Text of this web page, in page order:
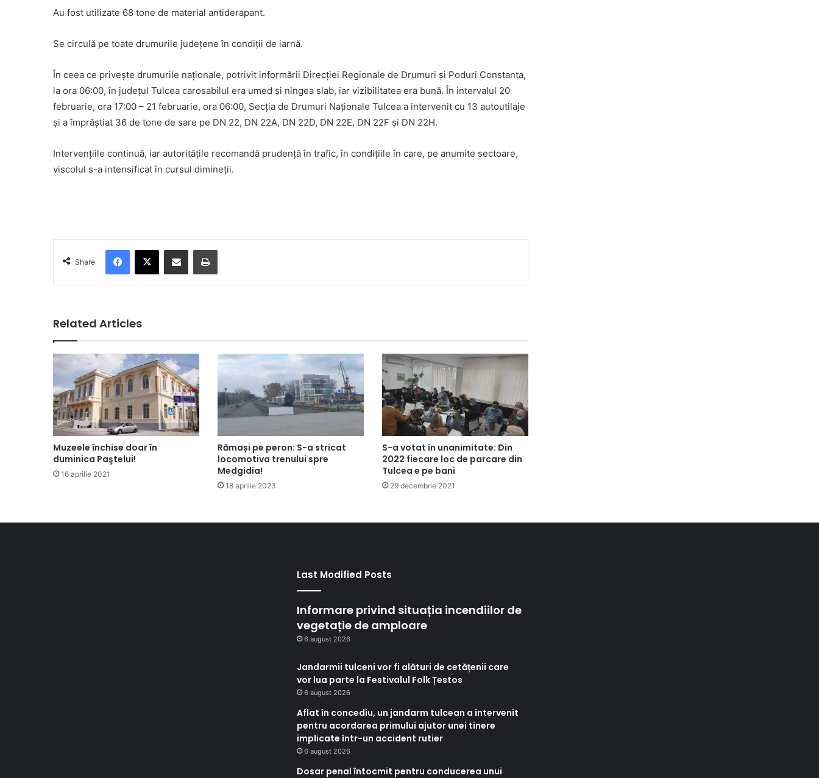
Au fost utilizate 68 tone de material antiderapant.
Se circulă pe toate drumurile județene în condiții de iarnă.
În ceea ce privește drumurile naționale, potrivit informării Direcției Regionale de Drumuri și Poduri Constanța,
la ora 06:00, în județul Tulcea carosabilul era umed și ningea slab, iar vizibilitatea era bună. În intervalul 20
februarie, ora 17:00 – 21 februarie, ora 06:00, Secția de Drumuri Naționale Tulcea a intervenit cu 13 autoutilaje
și a împrăștiat 36 de tone de sare pe DN 22, DN 22A, DN 22D, DN 22E, DN 22F și DN 22H.
Intervențiile continuă, iar autoritățile recomandă prudență în trafic, în condițiile în care, pe anumite sectoare,
viscolul s-a intensificat în cursul dimineții.
Share
Related Articles
Muzeele închise doar în
duminica Paştelui!
16 aprilie 2021
Rămași pe peron: S-a stricat
locomotiva trenului spre
Medgidia!
18 aprilie 2023
S-a votat în unanimitate: Din
2022 fiecare loc de parcare din
Tulcea e pe bani
29 decembrie 2021
Last Modified Posts
Informare privind situația incendiilor de
vegetație de amploare
6 august 2026
Jandarmii tulceni vor fi alături de cetățenii care
vor lua parte la Festivalul Folk Țestos
6 august 2026
Aflat în concediu, un jandarm tulcean a intervenit
pentru acordarea primului ajutor unei tinere
implicate într-un accident rutier
6 august 2026
Dosar penal întocmit pentru conducerea unui